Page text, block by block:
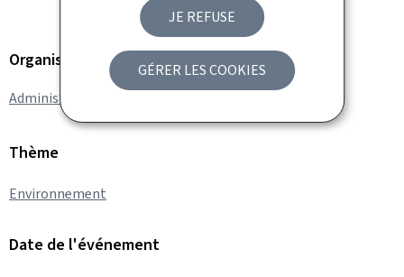
JE REFUSE
GÉRER LES COOKIES
Organisation
Administration de l'environnement
Thème
Environnement
Date de l'événement